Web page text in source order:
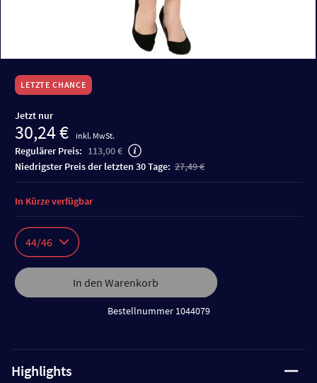
LETZTE CHANCE
Jetzt nur
30,24 € inkl. MwSt.
Regulärer Preis: 113,00 €
niedrigster Preis der letzten 30 Tage: 27,49 €
44/46
In den Warenkorb
Bestellnummer 1044079
In Kürze verfügbar
Highlights